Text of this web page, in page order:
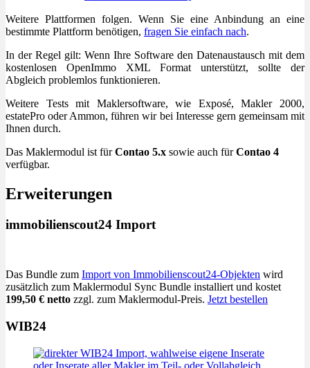
Weitere Plattformen folgen. Wenn Sie eine Anbindung an eine
bestimmte Plattform benötigen, fragen Sie einfach nach.
In der Regel gilt: Wenn Ihre Software den Datenaustausch mit dem
kostenlosen OpenImmo XML Format unterstützt, sollte der
Abgleich problemlos funktionieren.
Weitere Tests mit Maklersoftware, wie Exposé, Makler 2000,
estatePro oder Ammon, führen wir bei Interesse gern gemeinsam mit
Ihnen durch.
Das Maklermodul ist fürContao 5.x sowie auch fürContao 4
verfügbar.
Erweiterungen
immobilienscout24 Import
Das Bundle zum Import von Immobilienscout24-Objekten wird
zusätzlich zum Maklermodul Sync Bundle installiert und kostet
199,50 € netto zzgl. zum Maklermodul-Preis. Jetzt bestellen
WIB24